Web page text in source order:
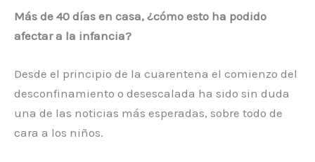
Más de 40 días en casa, ¿cómo esto ha podido
afectar a la infancia?
Desde el principio de la cuarentena el comienzo del
desconfinamiento o desescalada ha sido sin duda
una de las noticias más esperadas, sobre todo de
cara a los niños.